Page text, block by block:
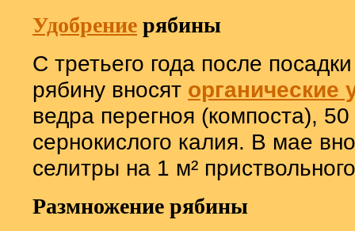
Удобрение рябины
С третьего года после
рябину вносят органические
ведра перегноя (компоста),
сернокислого калия. В мае
селитры на 1 м²
Размножение рябины